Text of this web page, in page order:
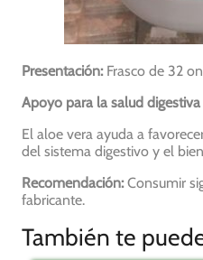
Presentación:Frasco de 32
Apoyo para la salud
El aloe vera ayuda a
del sistema digestivo y el
Recomendación:Consumir
fabricante.
También te